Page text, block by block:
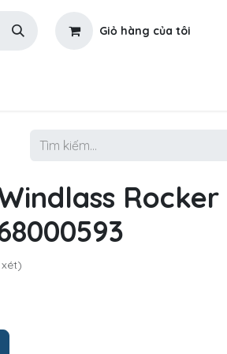
Giỏ hàng của tôi
Rocker